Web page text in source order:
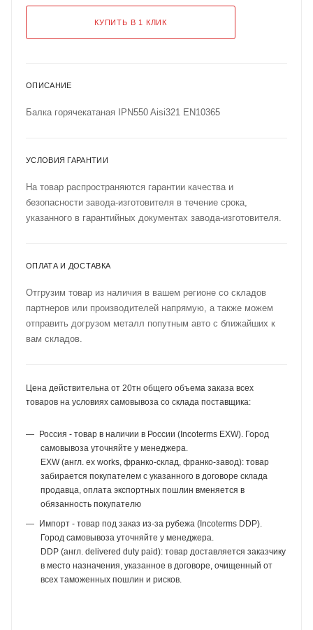
КУПИТЬ В 1 КЛИК
ОПИСАНИЕ
Балка горячекатаная IPN550 Aisi321 EN10365
УСЛОВИЯ ГАРАНТИИ
На товар распространяются гарантии качества и
безопасности завода-изготовителя в течение срока,
указанного в гарантийных документах завода-изготовителя.
ОПЛАТА И ДОСТАВКА
Отгрузим товар из наличия в вашем регионе со складов
партнеров или производителей напрямую, а также можем
отправить догрузом металл попутным авто с ближайших к
вам складов.
Цена действительна от 20тн общего объема заказа всех
товаров на условиях самовывоза со склада поставщика:
Россия - товар в наличии в России (Incoterms EXW). Город
самовывоза уточняйте у менеджера.
EXW (англ. ex works, франко-склад, франко-завод): товар
забирается покупателем с указанного в договоре склада
продавца, оплата экспортных пошлин вменяется в
обязанность покупателю
Импорт - товар под заказ из-за рубежа (Incoterms DDP).
Город самовывоза уточняйте у менеджера.
DDP (англ. delivered duty paid): товар доставляется заказчику
в место назначения, указанное в договоре, очищенный от
всех таможенных пошлин и рисков.